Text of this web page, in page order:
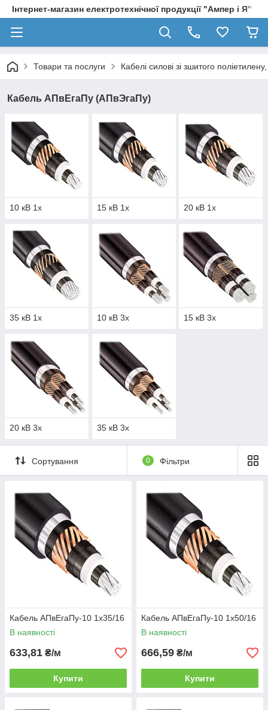
Інтернет-магазин електротехнічної продукції "Ампер і Я"
Товари та послуги Кабелі силові зі зшитого
Кабель АПвЕгаПу (АПвЭгаПу)
10 кВ 1х 15 кВ 1х 20 кВ 1х
35 кВ 1х 10 кВ 3х 15 кВ 3х
20 кВ 3х 35 кВ 3х
Сортування 0 Фільтри
Кабель АПвЕгаПу-10 1х35/16
В наявності
633,81 ₴/м
Купити
Кабель АПвЕгаПу-10 1х50/16
В наявності
666,59 ₴/м
Купити